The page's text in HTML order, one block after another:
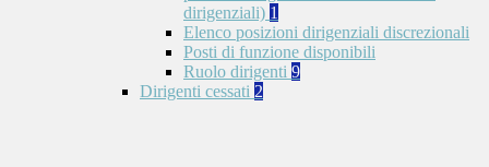
dirigenziali) 1
Elenco posizioni dirigenziali discrezionali
Posti di funzione disponibili
Ruolo dirigenti 9
Dirigenti cessati 2